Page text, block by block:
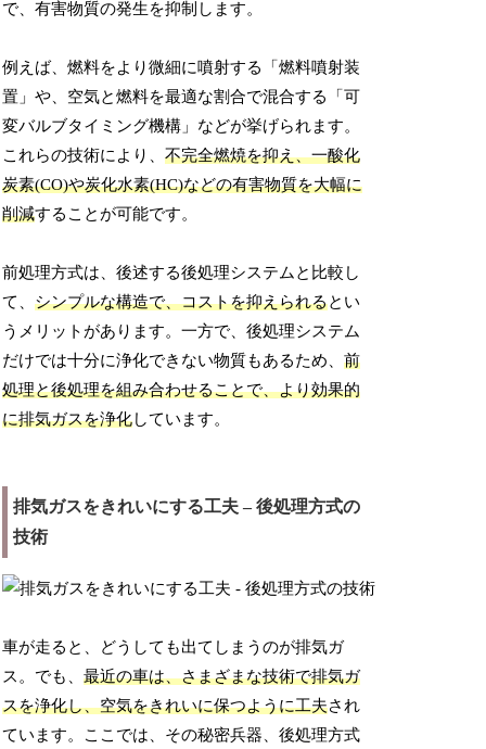
で、有害物質の発生を抑制します。
例えば、燃料をより微細に噴射する「燃料噴射装
置」や、空気と燃料を最適な割合で混合する「可
変バルブタイミング機構」などが挙げられます。
これらの技術により、不完全燃焼を抑え、一酸化
炭素(CO)や炭化水素(HC)などの有害物質を大幅に
削減することが可能です。
前処理方式は、後述する後処理システムと比較し
て、シンプルな構造で、コストを抑えられるとい
うメリットがあります。一方で、後処理システム
だけでは十分に浄化できない物質もあるため、前
処理と後処理を組み合わせることで、より効果的
に排気ガスを浄化しています。
排気ガスをきれいにする工夫 – 後処理方式の
技術
車が走ると、どうしても出てしまうのが排気ガ
ス。でも、最近の車は、さまざまな技術で排気ガ
スを浄化し、空気をきれいに保つように工夫され
ています。ここでは、その秘密兵器、後処理方式